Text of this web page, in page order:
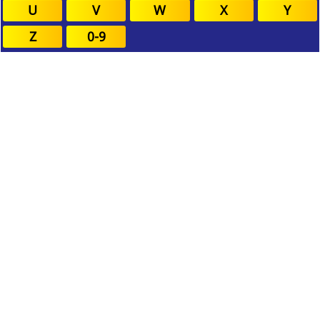
U
V W X
Y
Z
0-9